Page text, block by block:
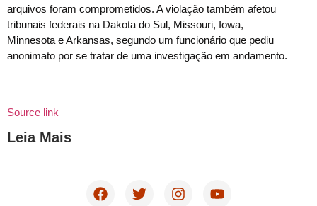
arquivos foram comprometidos. A violação também afetou
tribunais federais na Dakota do Sul, Missouri, Iowa,
Minnesota e Arkansas, segundo um funcionário que pediu
anonimato por se tratar de uma investigação em andamento.
Source link
Leia Mais